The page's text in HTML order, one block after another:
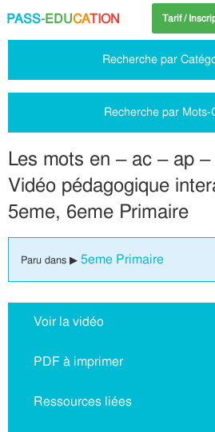
PASS-EDUCATION Tarif /
Recherche par
Recherche par Mots-
Les mots en – ac – ap
Vidéo pédagogique
5eme, 6eme Primaire
Paru dans ▶ 5eme Primaire
Voir la vidéo
PDF à imprimer
Ressources liées